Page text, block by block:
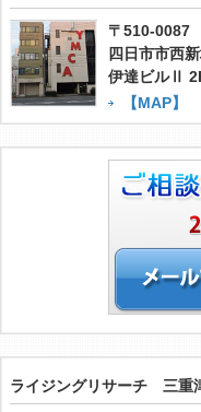
〒510-0087
四日市市西
伊達ビルⅡ
【MAP】
ライジングリサーチ 三重